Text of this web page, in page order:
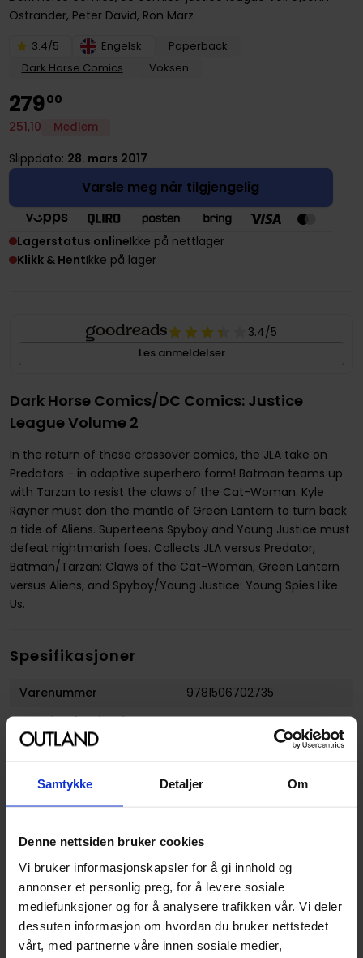
Samtykke Detaljer Om
Denne nettsiden bruker cookies
Vi bruker informasjonskapsler for å gi innhold og
annonser et personlig preg, for å levere sosiale
mediefunksjoner og for å analysere trafikken vår. Vi deler
dessuten informasjon om hvordan du bruker nettstedet
vårt, med partnerne våre innen sosiale medier,
Ostrander, Peter David, Ron Marz
3.4/5 Engelsk
Paperback
Dark Horse Comics
Voksen
27900
251,10 Medlem
Slippdato: 28. mars 2017
Varsle meg når tilgjengelig
Lagerstatus onlineIkke på nettlager
Klikk & HentIkke på lager
3.4/5
Les anmeldelser
Dark Horse Comics/DC Comics: Justice
League Volume 2
In the return of these crossover comics, the JLA take on
Predators - in adaptive superhero form! Batman teams up
with Tarzan to resist the claws of the Cat-Woman. Kyle
Rayner must don the mantle of Green Lantern to turn back
a tide of Aliens. Superteens Spyboy and Young Justice must
defeat nightmarish foes. Collects JLA versus Predator,
Batman/Tarzan: Claws of the Cat-Woman, Green Lantern
versus Aliens, and Spyboy/Young Justice: Young Spies Like
Us.
Spesifikasjoner
Varenummer
9781506702735
Opprinnelsesland :
USA
Format
Serie
Dark horse comics/dc
David
Sjanger
Science-Fiction og
Superhelt
Antall Sider
328
Utgiver
Dark Horse Comics